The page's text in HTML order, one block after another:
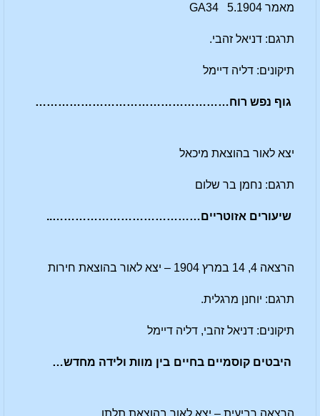
מאמר 5.1904 GA34
תרגם: דניאל זהבי.
תיקונים: דליה דיימל
גוף נפש רוח……………………………………………
יצא לאור בהוצאת מיכאל
תרגם: נחמן בר שלום
שיעורים אזוטריים…………………………………..
הרצאה 4, 14 במרץ 1904 – יצא לאור בהוצאת חירות
תרגם: יוחנן מרגלית.
תיקונים: דניאל זהבי, דליה דיימל
היבטים קוסמיים בחיים בין מוות ולידה מחדש…
הרצאה רביעית – יצא לאור בהוצאת תלתן